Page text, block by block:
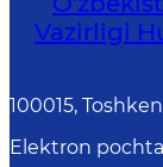
Vazirligi
100015,
Elektron pochta